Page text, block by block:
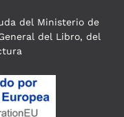
del Ministerio de
del Libro, del